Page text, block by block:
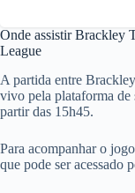
Onde assistir Brackley
League
A partida entre
vivo pela plataforma
partir das 15h45.
Para acompanhar o
que pode ser acessado